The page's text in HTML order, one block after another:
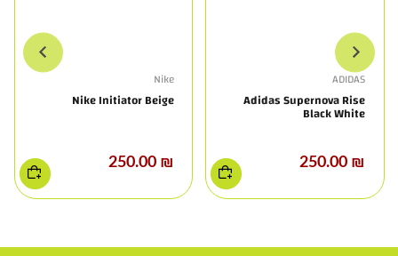
ADIDAS
Adidas Supernova Rise
Black White
₪ 250.00
Nike
Nike Initiator Beige
₪ 250.00